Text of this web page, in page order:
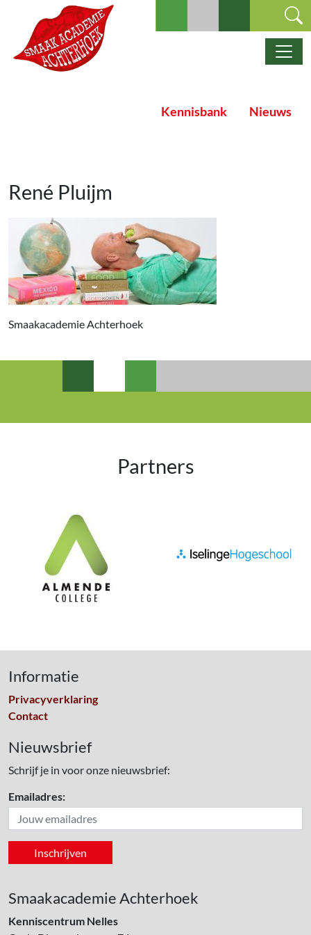
Ga naar de inhoud
Hoofdnavigatie
Kennisbank Nieuws
René Pluijm
Smaakacademie Achterhoek
Partners
Informatie
Privacyverklaring
Contact
Nieuwsbrief
Schrijf je in voor onze nieuwsbrief:
Emailadres:
Smaakacademie Achterhoek
Kenniscentrum Nelles